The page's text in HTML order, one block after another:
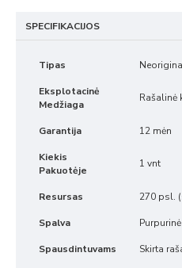
SPECIFIKACIJOS
Tipas
Eksplotacinė
Medžiaga
Rašalinė
Garantija 12 mėn
Kiekis
Pakuotėje
1 vnt
Resursas 270 psl.
Spalva Purpurinė
Spausdintuvams Skirta